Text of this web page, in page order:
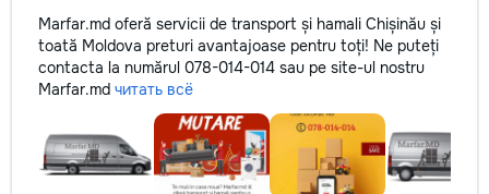
Marfar.md oferă servicii de transport și hamali Chișinău și
toată Moldova preturi avantajoase pentru toți! Ne puteți
contacta la numărul 078-014-014 sau pe site-ul nostru
Marfar.md читать всё